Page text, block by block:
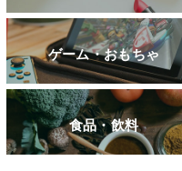
ゲーム・おもちゃ
食品・飲料